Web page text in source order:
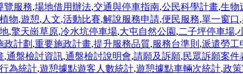
覽服務,場地借用辦法,交通與停車指南,公民科學計畫,生物
植物,遊憩, 人文,活動比賽,解說服務申請,便民服務,單一窗口,
,擎天崗草原,冷水坑停車場,大屯自然公園 ,二子坪停車場,
政計劃 ,重要施政計畫,提升服務品質,服務台準則 ,派遣勞工
,通盤檢討資訊,通盤檢討說明會,請願及訴願,民眾訴願案件
為統計,遊憩據點遊客人數統計,遊憩據點車輛次統計,政